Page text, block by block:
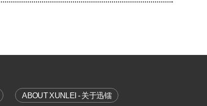
ABOUT XUNLEI - 关于迅镭